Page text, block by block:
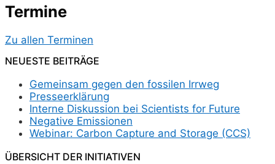
Termine
Zu allen Terminen
NEUESTE BEITRÄGE
Gemeinsam gegen den fossilen Irrweg
Presseerklärung
Interne Diskussion bei Scientists for Future
Negative Emissionen
Webinar: Carbon Capture and Storage (CCS)
ÜBERSICHT DER INITIATIVEN